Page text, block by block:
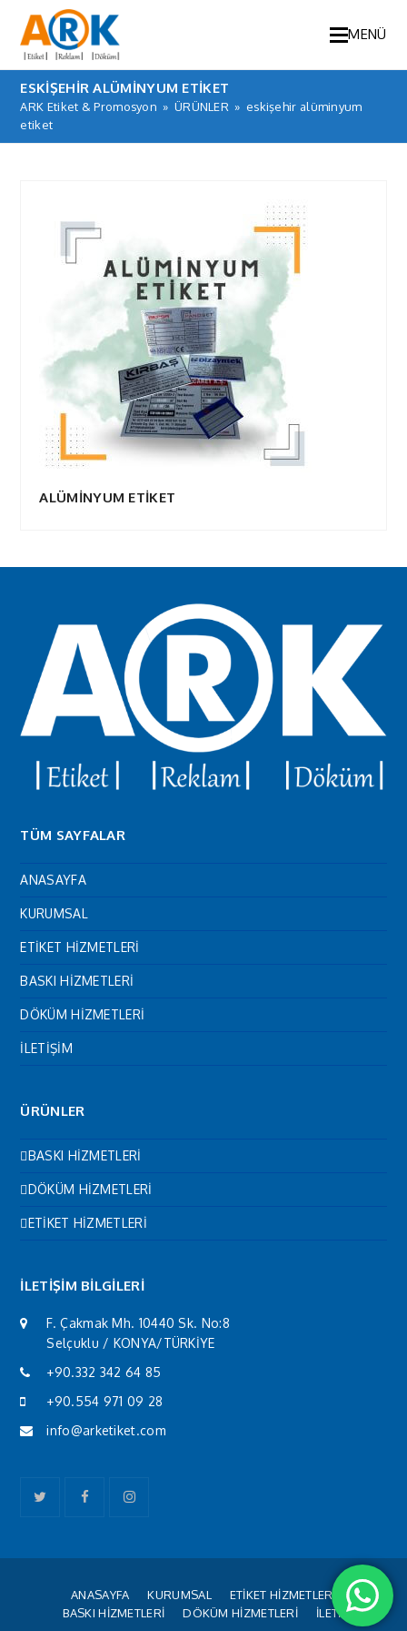
MENÜ
ESKIŞEHIR ALÜMINYUM ETIKET
ARK Etiket & Promosyon » ÜRÜNLER » eskişehir alüminyum
etiket
ALÜMİNYUM ETİKET
TÜM SAYFALAR
ANASAYFA
KURUMSAL
ETİKET HİZMETLERİ
BASKI HİZMETLERİ
DÖKÜM HİZMETLERİ
İLETİŞİM
ÜRÜNLER
BASKI HİZMETLERİ
DÖKÜM HİZMETLERİ
ETİKET HİZMETLERİ
İLETİŞİM BİLGİLERİ
F. Çakmak Mh. 10440 Sk. No:8
Selçuklu / KONYA/TÜRKİYE
+90.332 342 64 85
+90.554 971 09 28
info@arketiket.com
TwitterFacebookInstagram
ANASAYFA KURUMSAL
ETİKET HİZMETLERİ
BASKI HİZMETLERİ
DÖKÜM HİZMETLERİ İLETİŞİM